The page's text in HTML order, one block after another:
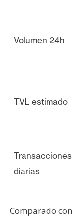
Volumen 24h
TVL estimado
Transacciones
diarias
Comparado